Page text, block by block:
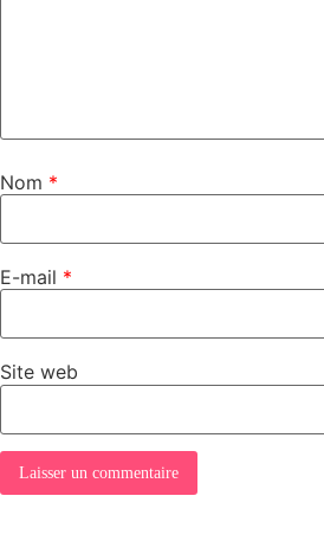
Nom *
E-mail *
Site web